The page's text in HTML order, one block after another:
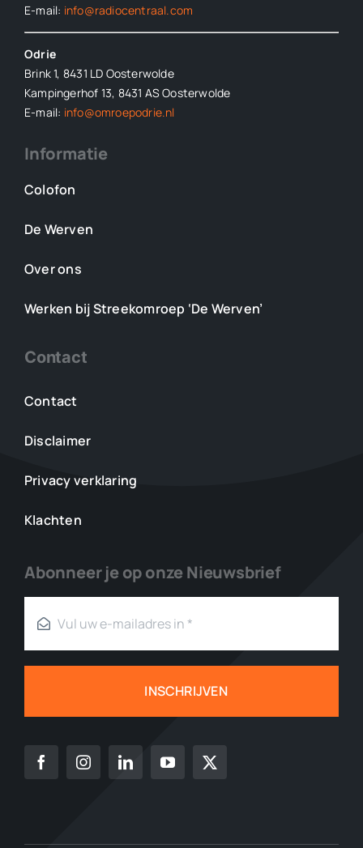
E-mail: info@radiocentraal.com
Odrie
Brink 1, 8431 LD Oosterwolde
Kampingerhof 13, 8431 AS Oosterwolde
E-mail: info@omroepodrie.nl
Informatie
Colofon
De Werven
Over ons
Werken bij Streekomroep ‘De Werven’
Contact
Contact
Disclaimer
Privacy verklaring
Klachten
Abonneer je op onze Nieuwsbrief
INSCHRIJVEN